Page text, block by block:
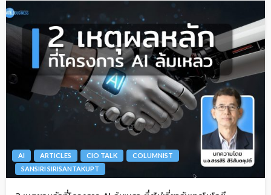
AI ARTICLES CIO TALK
COLUMNIST
SANSIRI SIRISANTAKUPT